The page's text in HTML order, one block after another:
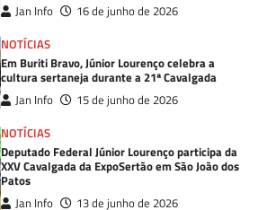
Jan Info
16 de junho de 2026
NOTÍCIAS
Em Buriti Bravo, Júnior Lourenço celebra a
cultura sertaneja durante a 21ª Cavalgada
Jan Info
15 de junho de 2026
NOTÍCIAS
Deputado Federal Júnior Lourenço participa da
XXV Cavalgada da ExpoSertão em São João dos
Patos
Jan Info 13 de junho de 2026